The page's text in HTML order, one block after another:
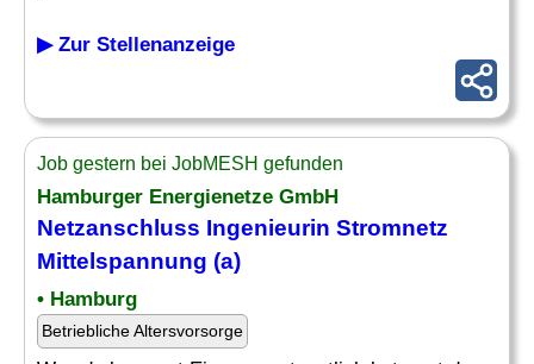
▶ Zur Stellenanzeige
Job gestern bei JobMESH gefunden
Hamburger Energienetze GmbH
Netzanschluss Ingenieurin Stromnetz
Mittelspannung (a)
• Hamburg
Betriebliche Altersvorsorge